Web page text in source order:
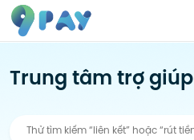
Trung tâm trợ giúp